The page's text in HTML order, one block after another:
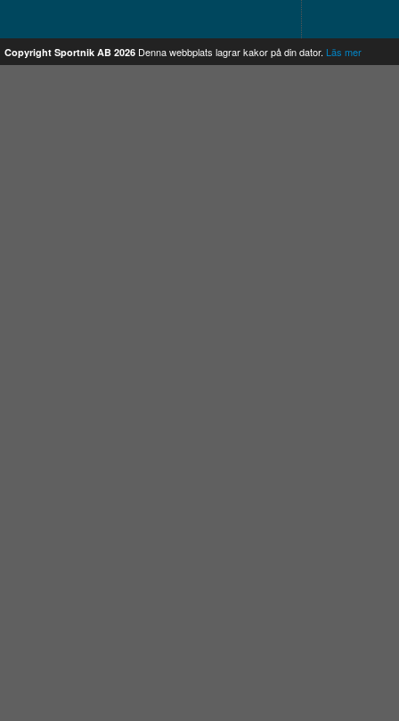
Copyright Sportnik AB 2026 Denna webbplats lagrar kakor på din dator. Läs mer